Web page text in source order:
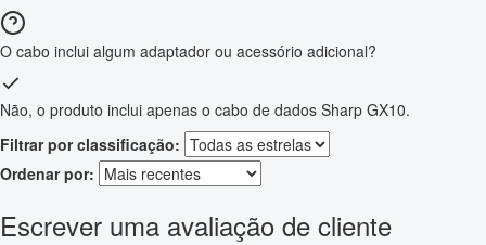
O cabo inclui algum adaptador ou acessório adicional?
Não, o produto inclui apenas o cabo de dados Sharp GX10.
Filtrar por classificação:
Ordenar por:
Escrever uma avaliação de cliente